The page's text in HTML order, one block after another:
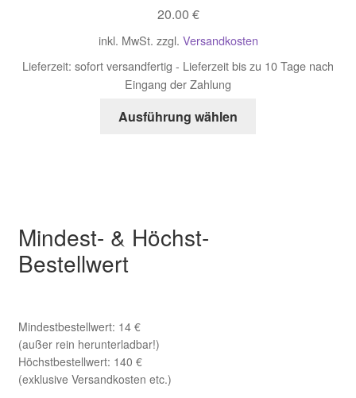
Produktseite
gewählt
20.00 €
inkl. MwSt. zzgl. Versandkosten
Lieferzeit: sofort versandfertig - Lieferzeit bis zu 10 Tage nach
Eingang der Zahlung
Ausführung wählen
Mindest- & Höchst-
Bestellwert
Mindestbestellwert: 14 €
(außer rein herunterladbar!)
Höchstbestellwert: 140 €
(exklusive Versandkosten etc.)